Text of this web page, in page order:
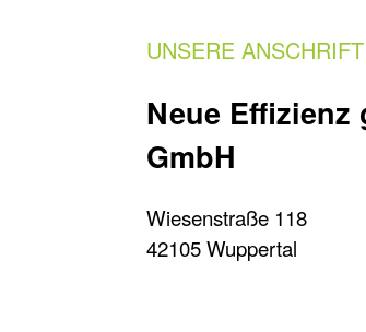
UNSERE ANSCHRIFT
Neue Effizienz
GmbH
Wiesenstraße 118
42105 Wuppertal